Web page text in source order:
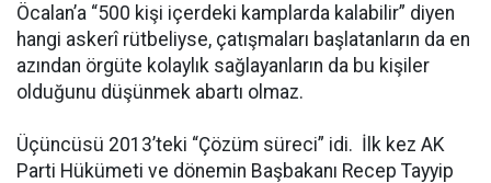
Öcalan’a “500 kişi içerdeki kamplarda kalabilir” diyen
hangi askerî rütbeliyse, çatışmaları başlatanların da en
azından örgüte kolaylık sağlayanların da bu kişiler
olduğunu düşünmek abartı olmaz.
Üçüncüsü 2013’teki “Çözüm süreci” idi. İlk kez AK
Parti Hükümeti ve dönemin Başbakanı Recep Tayyip